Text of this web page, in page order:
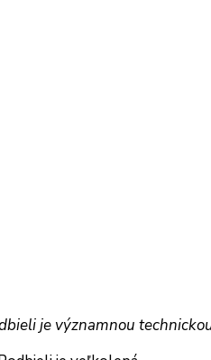
je významnou